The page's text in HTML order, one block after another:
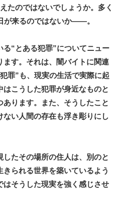
たのではないでしょうか。多く
が来るのではないか――。
“とある犯罪”についてニュー
ます。それは、闇バイトに関連
罪”も、現実の生活で実際に起
こうした犯罪が身近なものと
ります。また、そうしたこと
い人間の存在も浮き彫りにし
たその場所の住人は、別のと
られる世界を築いているよう
そうした現実を強く感じさせ